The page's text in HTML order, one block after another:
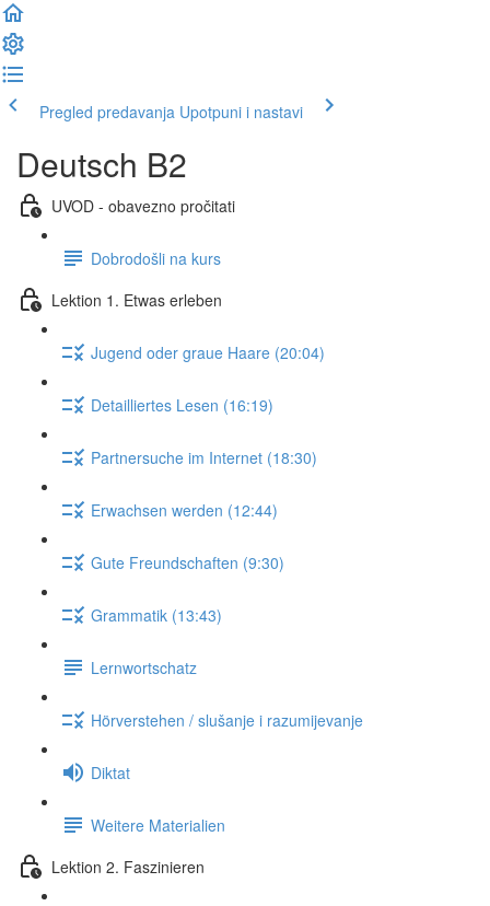
Pregled predavanja Upotpuni i nastavi
Deutsch B2
UVOD - obavezno pročitati
Dobrodošli na kurs
Lektion 1. Etwas erleben
Jugend oder graue Haare (20:04)
Detailliertes Lesen (16:19)
Partnersuche im Internet (18:30)
Erwachsen werden (12:44)
Gute Freundschaften (9:30)
Grammatik (13:43)
Lernwortschatz
Hörverstehen / slušanje i razumijevanje
Diktat
Weitere Materialien
Lektion 2. Faszinieren